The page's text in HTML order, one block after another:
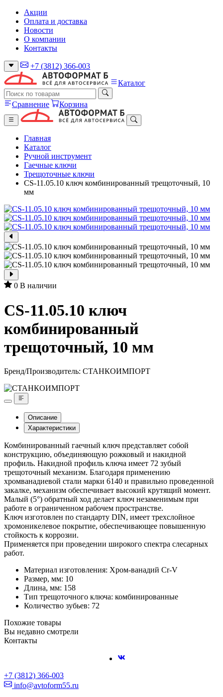
Акции
Оплата и доставка
Новости
О компании
Контакты
+7 (3812) 366-003
Каталог
Сравнение Корзина
Главная
Каталог
Ручной инструмент
Гаечные ключи
Трещоточные ключи
CS-11.05.10 ключ комбинированный трещоточный, 10
мм
0 В наличии
CS-11.05.10 ключ
комбинированный
трещоточный, 10 мм
Бренд/Производитель: СТАНКОИМПОРТ
Описание
Характеристики
Комбинированный гаечный ключ представляет собой
конструкцию, объединяющую рожковый и накидной
профиль. Накидной профиль ключа имеет 72 зубый
трещоточный механизм. Благодаря применению
хромванадиевой стали марки 6140 и правильно проведенной
закалке, механизм обеспечивает высокий крутящий момент.
Малый (5°) обратный ход делает ключ незаменимым при
работе в ограниченном рабочем пространстве.
Ключ изготовлен по стандарту DIN, имеет трехслойное
хромоникелевое покрытие, обеспечивающее повышенную
стойкость к коррозии.
Применяется при проведении широкого спектра слесарных
работ.
Материал изготовления: Хром-ванадий Cr-V
Размер, мм: 10
Длина, мм: 158
Тип трещоточного ключа: комбинированные
Количество зубьев: 72
Похожие товары
Вы недавно смотрели
Контакты
+7 (3812) 366-003
info@avtoform55.ru